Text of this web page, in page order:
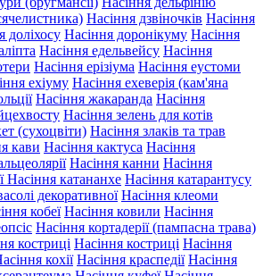
Насіння дзвіночків Насіння
доліхосу Насіння доронікуму Насіння
Насіння едельвейсу Насіння
Насіння ерізіума Насіння еустоми
ехіуму Насіння ехеверія (кам'яна
Насіння жакаранда Насіння
Насіння зелень для котів
(сухоцвіти) Насіння злаків та трав
кави Насіння кактуса Насіння
Насіння канни Насіння
Насіння катананхе Насіння катарантусу
декоративної Насіння клеоми
кобеї Насіння ковили Насіння
Насіння кортадерії (пампасна трава)
костриці Насіння костриці Насіння
кохії Насіння краспедії Насіння